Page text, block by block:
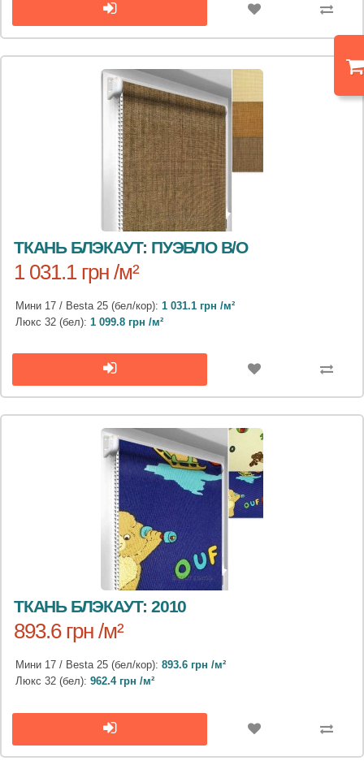
ТКАНЬ БЛЭКАУТ: ПУЭБЛО B/O
1 031.1 грн /м²
Мини 17 / Besta 25 (бел/кор): 1 031.1 грн /м²
Люкс 32 (бел): 1 099.8 грн /м²
ТКАНЬ БЛЭКАУТ: 2010
893.6 грн /м²
Мини 17 / Besta 25 (бел/кор): 893.6 грн /м²
Люкс 32 (бел): 962.4 грн /м²